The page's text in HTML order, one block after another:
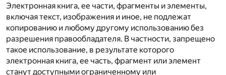
Электронная книга, ее части, фрагменты и элементы,
включая текст, изображения и иное, не подлежат
копированию и любому другому использованию без
разрешения правообладателя. В частности, запрещено
такое использование, в результате которого
электронная книга, ее часть, фрагмент или элемент
станут доступными ограниченному или